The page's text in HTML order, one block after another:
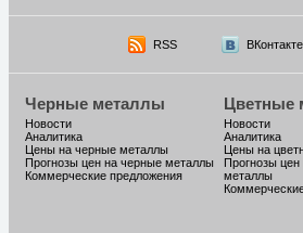
RSS ВКонтакте
Черные металлы
Новости
Аналитика
Цены на черные металлы
Прогнозы цен на черные металлы
Коммерческие предложения
Цветные
Новости
Аналитика
Цены на
Прогнозы
металлы